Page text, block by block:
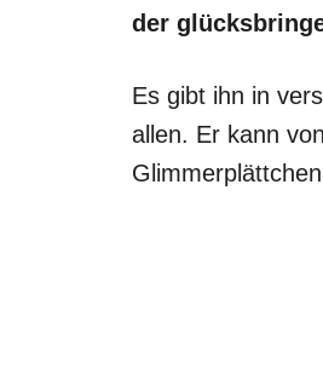
der
Es gibt ihn in
allen. Er kann